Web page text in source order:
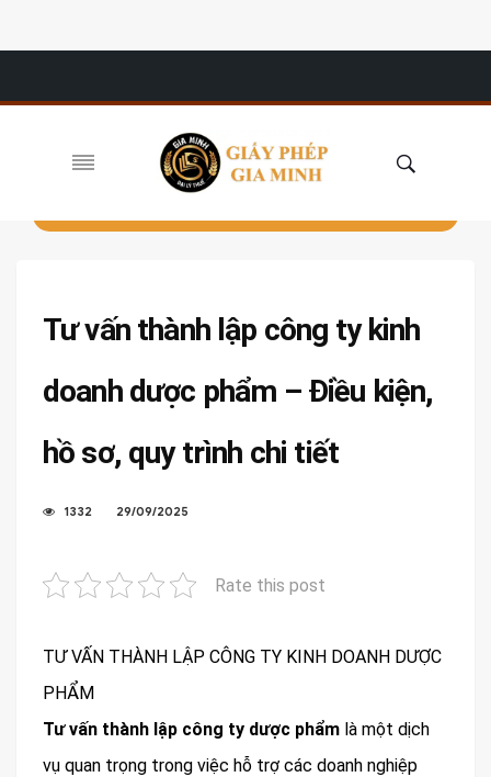
Tư vấn thành lập công ty kinh
doanh dược phẩm – Điều kiện,
hồ sơ, quy trình chi tiết
1332 29/09/2025
Rate this post
TƯ VẤN THÀNH LẬP CÔNG TY KINH DOANH DƯỢC
PHẨM
Tư vấn thành lập công ty dược phẩm là một dịch
vụ quan trọng trong việc hỗ trợ các doanh nghiệp